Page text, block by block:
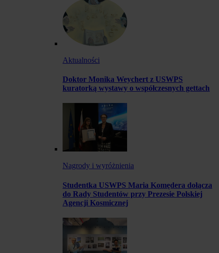
Aktualności
Doktor Monika Weychert z USWPS
kuratorką wystawy o współczesnych gettach
Nagrody i wyróżnienia
Studentka USWPS Maria Komędera dołącza
do Rady Studentów przy Prezesie Polskiej
Agencji Kosmicznej